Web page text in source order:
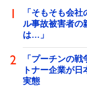
「そもそも会
ル事故被害者
は…」
「プーチンの
トナー企業が
実態